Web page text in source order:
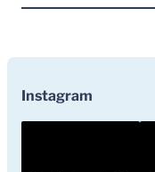
Instagram